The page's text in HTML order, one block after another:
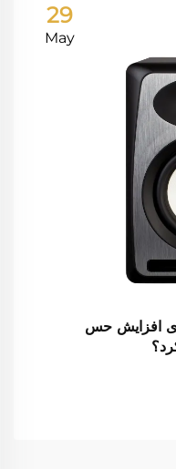
29
May
افزایش حس